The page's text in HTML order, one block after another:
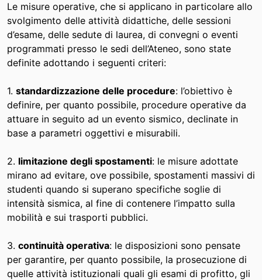
Le misure operative, che si applicano in particolare allo
svolgimento delle attività didattiche, delle sessioni
d’esame, delle sedute di laurea, di convegni o eventi
programmati presso le sedi dell’Ateneo, sono state
definite adottando i seguenti criteri:
1. standardizzazione delle procedure: l’obiettivo è
definire, per quanto possibile, procedure operative da
attuare in seguito ad un evento sismico, declinate in
base a parametri oggettivi e misurabili.
2. limitazione degli spostamenti: le misure adottate
mirano ad evitare, ove possibile, spostamenti massivi di
studenti quando si superano specifiche soglie di
intensità sismica, al fine di contenere l’impatto sulla
mobilità e sui trasporti pubblici.
3. continuità operativa: le disposizioni sono pensate
per garantire, per quanto possibile, la prosecuzione di
quelle attività istituzionali quali gli esami di profitto, gli